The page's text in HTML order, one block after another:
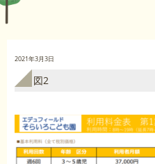
2021年3月3日
図2